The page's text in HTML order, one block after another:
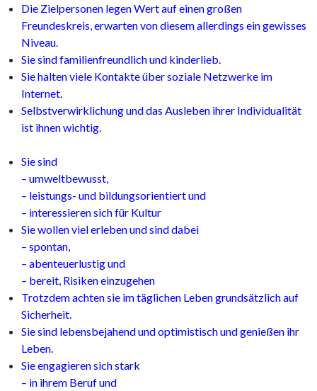
Die Zielpersonen legen Wert auf einen großen
Freundeskreis, erwarten von diesem allerdings ein gewisses
Niveau.
Sie sind familienfreundlich und kinderlieb.
Sie halten viele Kontakte über soziale Netzwerke im
Internet.
Selbstverwirklichung und das Ausleben ihrer Individualität
ist ihnen wichtig.
Sie sind
– umweltbewusst,
– leistungs- und bildungsorientiert und
– interessieren sich für Kultur
Sie wollen viel erleben und sind dabei
– spontan,
– abenteuerlustig und
– bereit, Risiken einzugehen
Trotzdem achten sie im täglichen Leben grundsätzlich auf
Sicherheit.
Sie sind lebensbejahend und optimistisch und genießen ihr
Leben.
Sie engagieren sich stark
– in ihrem Beruf und